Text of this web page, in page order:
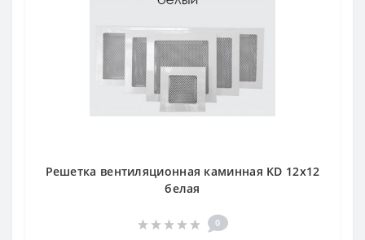
Решетка вентиляционная каминная KD 12х12
белая
0